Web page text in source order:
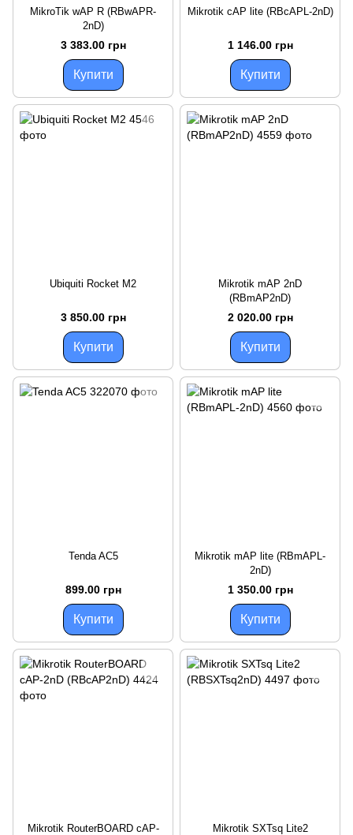
MikroTik wAP R (RBwAPR-
2nD)
3 383.00 грн
Купити
Mikrotik cAP lite (RBcAPL-2nD)
1 146.00 грн
Купити
Ubiquiti Rocket M2
3 850.00 грн
Купити
Mikrotik mAP 2nD
(RBmAP2nD)
2 020.00 грн
Купити
Tenda AC5
899.00 грн
Купити
Mikrotik mAP lite (RBmAPL-
2nD)
1 350.00 грн
Купити
Mikrotik RouterBOARD cAP-
Mikrotik SXTsq Lite2